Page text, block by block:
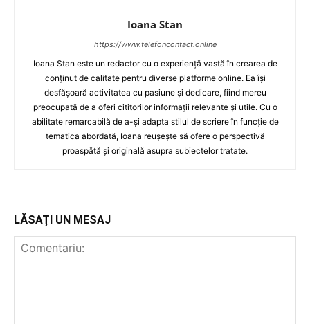
Ioana Stan
https://www.telefoncontact.online
Ioana Stan este un redactor cu o experiență vastă în crearea de
conținut de calitate pentru diverse platforme online. Ea își
desfășoară activitatea cu pasiune și dedicare, fiind mereu
preocupată de a oferi cititorilor informații relevante și utile. Cu o
abilitate remarcabilă de a-și adapta stilul de scriere în funcție de
tematica abordată, Ioana reușește să ofere o perspectivă
proaspătă și originală asupra subiectelor tratate.
LĂSAȚI UN MESAJ